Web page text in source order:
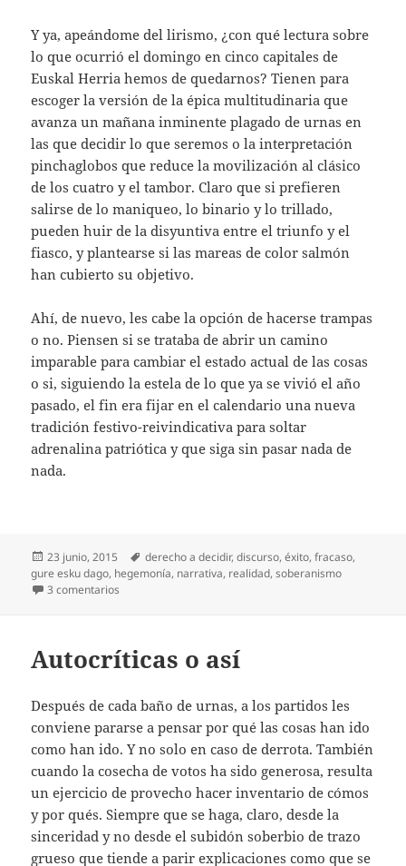
Y ya, apeándome del lirismo, ¿con qué lectura sobre
lo que ocurrió el domingo en cinco capitales de
Euskal Herria hemos de quedarnos? Tienen para
escoger la versión de la épica multitudinaria que
avanza un mañana inminente plagado de urnas en
las que decidir lo que seremos o la interpretación
pinchaglobos que reduce la movilización al clásico
de los cuatro y el tambor. Claro que si prefieren
salirse de lo maniqueo, lo binario y lo trillado,
pueden huir de la disyuntiva entre el triunfo y el
fiasco, y plantearse si las mareas de color salmón
han cubierto su objetivo.
Ahí, de nuevo, les cabe la opción de hacerse trampas
o no. Piensen si se trataba de abrir un camino
imparable para cambiar el estado actual de las cosas
o si, siguiendo la estela de lo que ya se vivió el año
pasado, el fin era fijar en el calendario una nueva
tradición festivo-reivindicativa para soltar
adrenalina patriótica y que siga sin pasar nada de
nada.
Publicado
el
23 junio, 2015 Etiquetas
derecho a decidir,discurso,éxito,fracaso,
gure esku dago, hegemonía, narrativa, realidad,soberanismo
3 comentarios
Autocríticas o así
Después de cada baño de urnas, a los partidos les
conviene pararse a pensar por qué las cosas han ido
como han ido. Y no solo en caso de derrota. También
cuando la cosecha de votos ha sido generosa, resulta
un ejercicio de provecho hacer inventario de cómos
y por qués. Siempre que se haga, claro, desde la
sinceridad y no desde el subidón soberbio de trazo
grueso que tiende a parir explicaciones como que se